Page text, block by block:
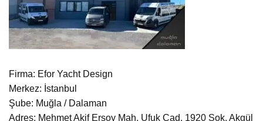
Firma: Efor Yacht Design
Merkez: İstanbul
Şube: Muğla / Dalaman
Adres: Mehmet Akif Ersoy Mah. Ufuk Cad. 1920 Sok. Akgül